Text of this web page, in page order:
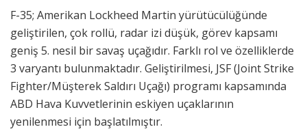
F-35; Amerikan Lockheed Martin yürütücülüğünde
geliştirilen, çok rollü, radar izi düşük, görev kapsamı
geniş 5. nesil bir savaş uçağıdır. Farklı rol ve özelliklerde
3 varyantı bulunmaktadır. Geliştirilmesi, JSF (Joint Strike
Fighter/Müşterek Saldırı Uçağı) programı kapsamında
ABD Hava Kuvvetlerinin eskiyen uçaklarının
yenilenmesi için başlatılmıştır.